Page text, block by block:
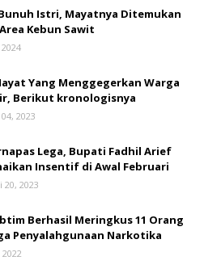
Istri, Mayatnya Ditemukan
Kebun Sawit
Yang Menggegerkan Warga
Berikut kronologisnya
2023
Lega, Bupati Fadhil Arief
Insentif di Awal Februari
20, 2023
Berhasil Meringkus 11 Orang
Penyalahgunaan Narkotika